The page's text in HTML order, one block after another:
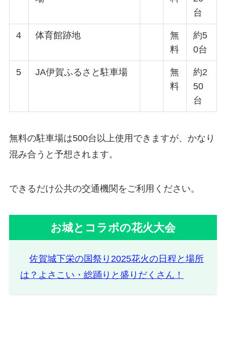
台
4 体育館跡地
無
料
約5
0台
5 JA伊賀ふるさと駐車場
無
料
約2
50
台
無料の駐車場は500台以上使用できますが、かなり
混み合うと予想されます。
できるだけ公共の交通機関をご利用ください。
お城とコラボの花火大会
佐賀城下栄の国祭り2025花火の日程と場所
は？よさこい・総踊りと盛りだくさん！